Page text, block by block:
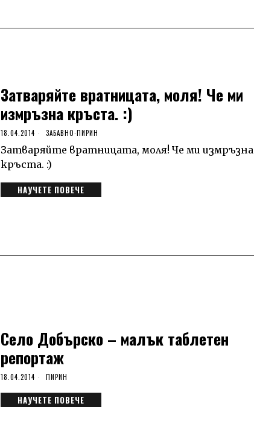
Затваряйте вратницата, моля! Че ми
измръзна кръста. :)
18.04.2014 ЗАБАВНО·ПИРИН
Затваряйте вратницата, моля! Че ми измръзна
кръста. :)
НАУЧЕТЕ ПОВЕЧЕ
Село Добърско – малък таблетен
репортаж
18.04.2014 ПИРИН
НАУЧЕТЕ ПОВЕЧЕ